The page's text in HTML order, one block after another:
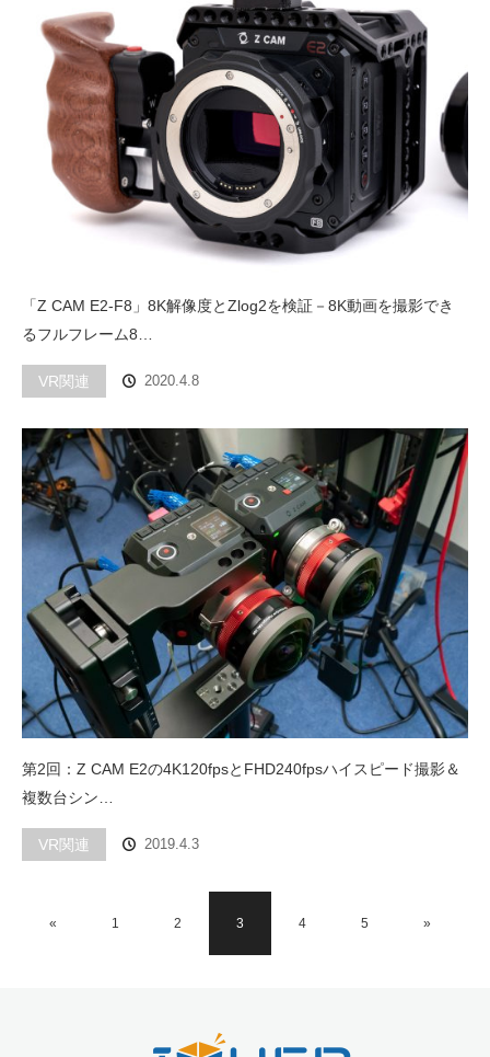
「Z CAM E2-F8」8K解像度とZlog2を検証－8K動画を撮影でき
るフルフレーム8…
VR関連 2020.4.8
第2回：Z CAM E2の4K120fpsとFHD240fpsハイスピード撮影＆
複数台シン…
VR関連 2019.4.3
« 1 2 3 4 5 »